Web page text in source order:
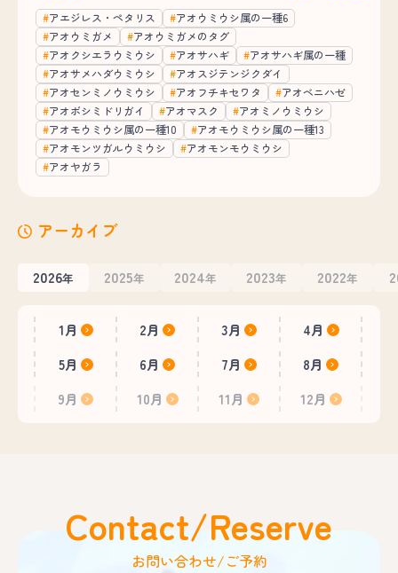
アエジレス・ペタリス
アオウミウシ属の一種6
アオウミガメ
アオウミガメのタグ
アオクシエラウミウシ
アオサハギ
アオサハギ属の一種
アオサメハダウミウシ
アオスジテンジクダイ
アオセンミノウミウシ
アオフチキセワタ
アオベニハゼ
アオボシミドリガイ
アオマスク
アオミノウミウシ
アオモウミウシ属の一種10
アオモウミウシ属の一種13
アオモンツガルウミウシ
アオモンモウミウシ
アオヤガラ
アーカイブ
2026年 2025年 2024年 2023年 2022年
1月 2月 3月
4月
5月
6月 7月
8月
9月
10月 11月 12月
Contact/Reserve
お問い合わせ/ご予約